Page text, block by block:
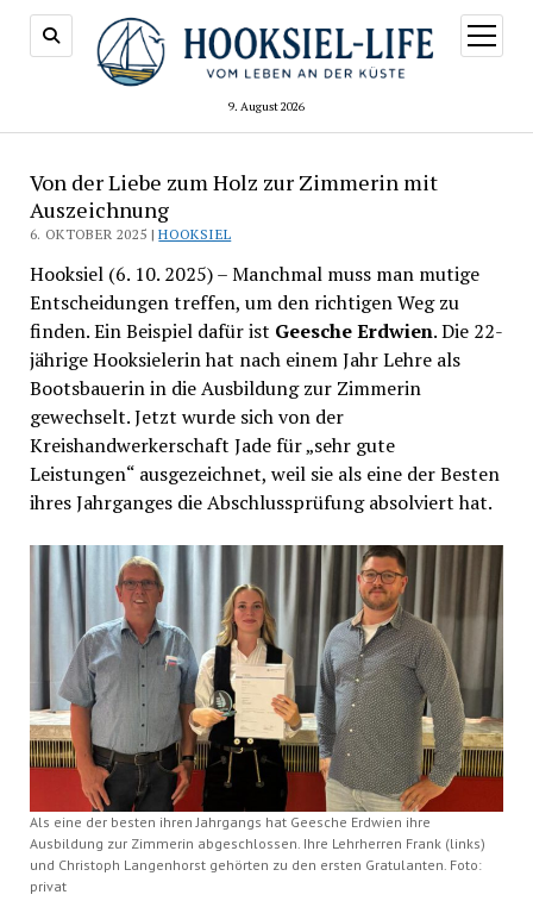
9. August 2026
Menü
öffnen
Von der Liebe zum Holz zur Zimmerin mit
Auszeichnung
6. OKTOBER 2025 |HOOKSIEL
Hooksiel (6. 10. 2025) – Manchmal muss man mutige
Entscheidungen treffen, um den richtigen Weg zu
finden. Ein Beispiel dafür ist Geesche Erdwien. Die 22-
jährige Hooksielerin hat nach einem Jahr Lehre als
Bootsbauerin in die Ausbildung zur Zimmerin
gewechselt. Jetzt wurde sich von der
Kreishandwerkerschaft Jade für „sehr gute
Leistungen“ ausgezeichnet, weil sie als eine der Besten
ihres Jahrganges die Abschlussprüfung absolviert hat.
Als eine der besten ihren Jahrgangs hat Geesche Erdwien ihre
Ausbildung zur Zimmerin abgeschlossen. Ihre Lehrherren Frank (links)
und Christoph Langenhorst gehörten zu den ersten Gratulanten. Foto:
privat